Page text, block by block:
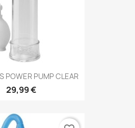
POWER PUMP CLEAR
29,99 €